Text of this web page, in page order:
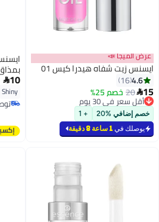
عرض الميجا 📣
ايسنس زيت شفاه هيدرا كيس 01
4.6
16
15
20 خصم 25%
أقل سعر في 30 يوم
أقل سعر في 30 يوم
خصم إضافي %20 + 1
يوصلك في 1 ساعة 8 دقيقة
بمذاق
10
Shiny